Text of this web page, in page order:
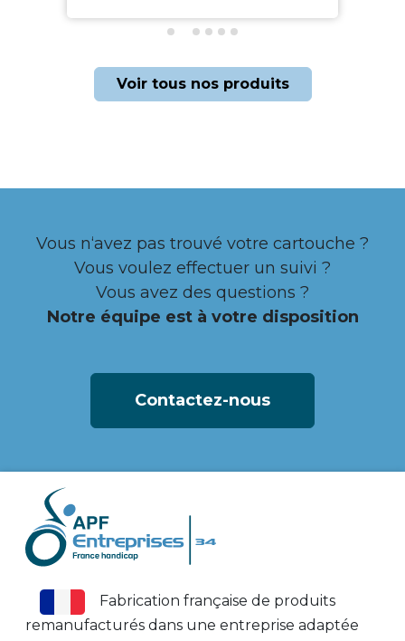
Voir tous nos produits
Vous n‘avez pas trouvé votre cartouche ?
Vous voulez effectuer un suivi ?
Vous avez des questions ?
Notre équipe est à votre disposition
Contactez-nous
Fabrication française de produits
remanufacturés dans une entreprise adaptée